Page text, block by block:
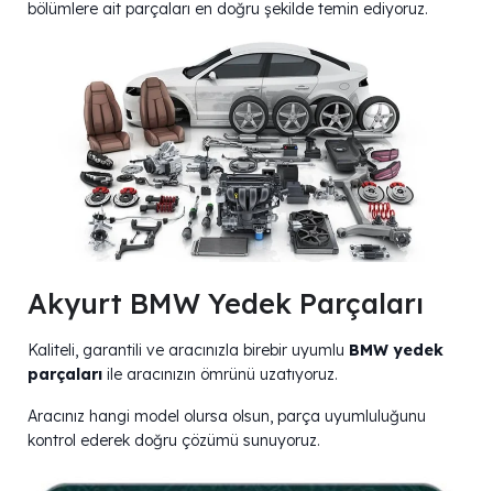
bölümlere ait parçaları en doğru şekilde temin ediyoruz.
Akyurt BMW Yedek Parçaları
Kaliteli, garantili ve aracınızla birebir uyumlu BMW yedek
parçaları ile aracınızın ömrünü uzatıyoruz.
Aracınız hangi model olursa olsun, parça uyumluluğunu
kontrol ederek doğru çözümü sunuyoruz.